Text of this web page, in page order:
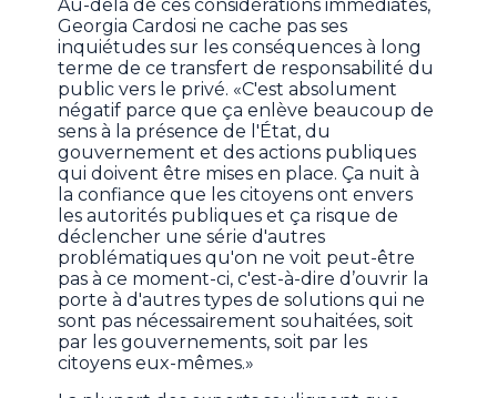
Au-delà de ces considérations immédiates,
Georgia Cardosi ne cache pas ses
inquiétudes sur les conséquences à long
terme de ce transfert de responsabilité du
public vers le privé. «C'est absolument
négatif parce que ça enlève beaucoup de
sens à la présence de l'État, du
gouvernement et des actions publiques
qui doivent être mises en place. Ça nuit à
la confiance que les citoyens ont envers
les autorités publiques et ça risque de
déclencher une série d'autres
problématiques qu'on ne voit peut-être
pas à ce moment-ci, c'est-à-dire d’ouvrir la
porte à d'autres types de solutions qui ne
sont pas nécessairement souhaitées, soit
par les gouvernements, soit par les
citoyens eux-mêmes.»